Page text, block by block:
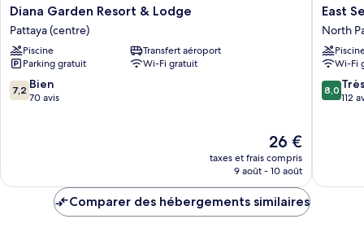
Diana
Garden
Resort
&
Lodge
Pattaya
(centre)
Diana Garden Resort & Lodge
Pattaya (centre)
Piscine
Transfert aéroport
Parking gratuit
Wi-Fi gratuit
7.2
sur
7,2 Bien
70 avis
Le
nouveau
prix
de
26 €
taxes et frais compris
9 août - 10 août
East
Sea
Paradise
Hotel
North
Pattaya
East
North
Wi-Fi
8.0
sur
8,0
112
Comparer des hébergements similaires